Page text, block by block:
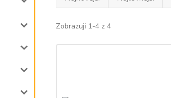
Zobrazuji 1-4 z 4